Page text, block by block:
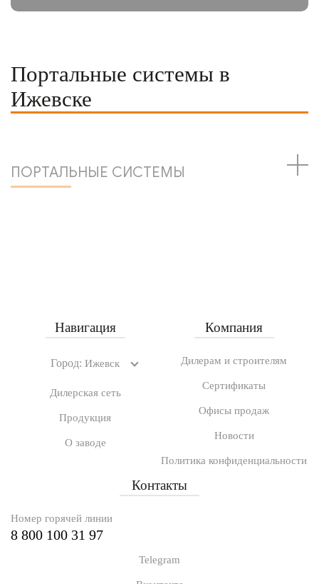
Портальные системы в
Ижевске
ПОРТАЛЬНЫЕ СИСТЕМЫ
Навигация
Город: Ижевск
Дилерская сеть
Продукция
О заводе
Компания
Дилерам и строителям
Сертификаты
Офисы продаж
Новости
Политика конфиденциальности
Контакты
Номер горячей линии
8 800 100 31 97
Telegram